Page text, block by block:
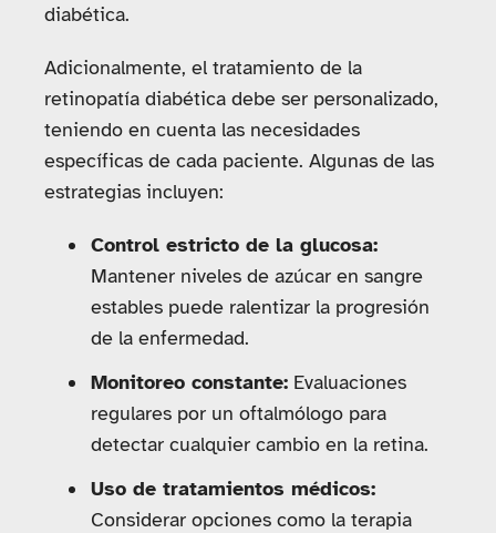
diabética.
Adicionalmente, el tratamiento de la
retinopatía diabética debe ser personalizado,
teniendo en cuenta las necesidades
específicas de cada paciente. Algunas de las
estrategias incluyen:
Control estricto de la glucosa:
Mantener niveles de azúcar en sangre
estables puede ralentizar la progresión
de la enfermedad.
Monitoreo constante: Evaluaciones
regulares por un oftalmólogo para
detectar cualquier cambio en la retina.
Uso de tratamientos médicos:
Considerar opciones como la terapia